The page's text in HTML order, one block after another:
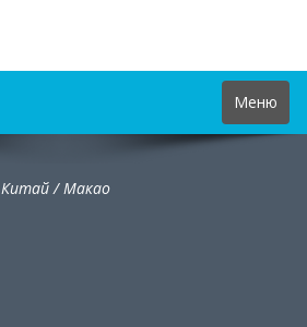
Toggle
navigation
Меню
Китай/ Макао